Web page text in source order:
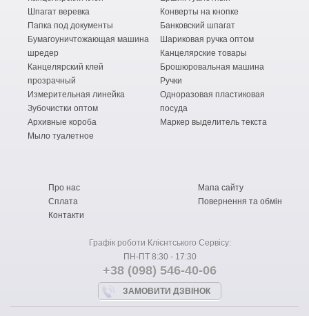
Шпагат веревка
Папка под документы
Бумагоуничтожающая машина
шредер
Канцелярский клей
прозрачный
Измерительная линейка
Зубочистки оптом
Архивные короба
Мыло туалетное
Конверты на кнопке
Банковский шпагат
Шариковая ручка оптом
Канцелярские товары
Брошюровальная машина
Ручки
Одноразовая пластиковая
посуда
Маркер выделитель текста
Про нас
Сплата
Контакти
Мапа сайту
Повернення та обмін
Графік роботи Клієнтського Сервісу:
ПН-ПТ 8:30 - 17:30
+38 (098) 546-40-06
ЗАМОВИТИ ДЗВІНОК